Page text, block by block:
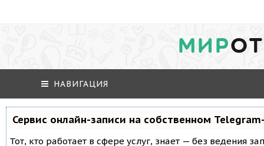
МИР
НАВИГАЦИЯ
Сервис онлайн-записи на собственном
Тот, кто работает в сфере услуг, знает — без ведения